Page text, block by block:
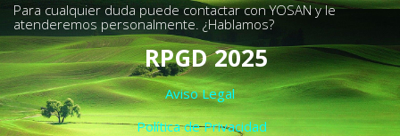
Para cualquier duda puede contactar con YOSAN y le
atenderemos personalmente. ¿Hablamos?
RPGD 2025
Aviso Legal
Política de Privacidad